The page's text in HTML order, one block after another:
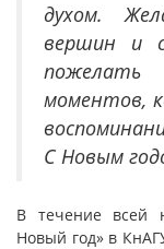
духом.
вершин и
моментов,
С Новым
В течение всей
Новый год» в